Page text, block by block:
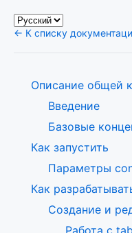
← К списку
Описание общей
Введение
Базовые
Как запустить
Параметры
Как
Создание и
Работа с